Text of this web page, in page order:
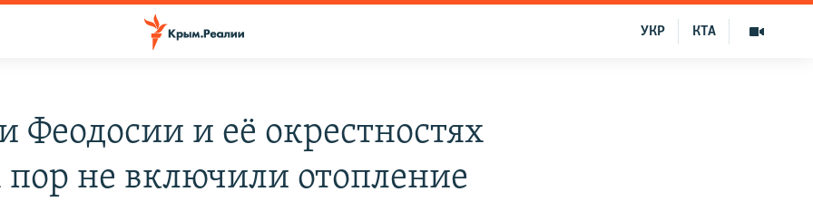
КТА
УКР
Феодосии и её окрестностях
пор не включили отопление